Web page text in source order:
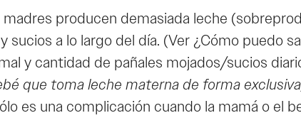
producen demasiada leche
sucios a lo largo del día. (Ver ¿Cómo
y cantidad de pañales mojados/sucios
que toma leche materna de forma
es una complicación cuando la mamá o el